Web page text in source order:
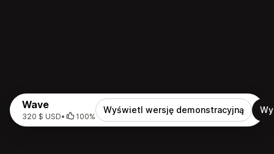
Wave
320 $ USD• 100%
Wyświetl wersję demonstracyjną